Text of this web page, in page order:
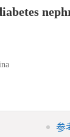
参